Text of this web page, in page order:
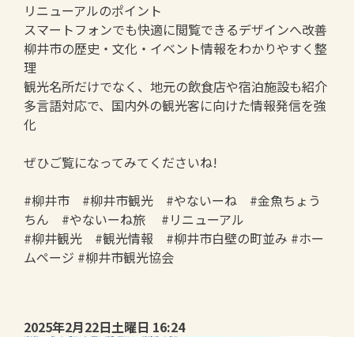
リニューアルのポイント
スマートフォンでも快適に閲覧できるデザインへ改善
柳井市の歴史・文化・イベント情報をわかりやすく整
理
観光名所だけでなく、地元の飲食店や宿泊施設も紹介
多言語対応で、国内外の観光客に向けた情報発信を強
化
ぜひご覧になってみてくださいね!
#柳井市 #柳井市観光 #やないーね #金魚ちょう
ちん #やないーね旅 #リニューアル
#柳井観光 #観光情報 #柳井市白壁の町並み #ホー
ムページ #柳井市観光協会
2025年2月22日土曜日 16:24